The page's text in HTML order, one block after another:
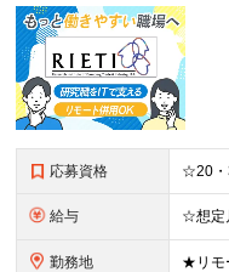
応募資格
給与
勤務地